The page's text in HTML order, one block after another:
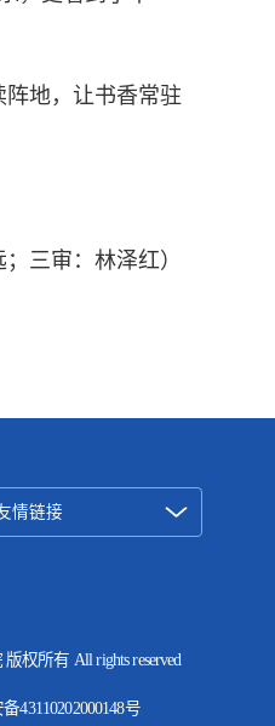
地，让书香常驻
三审：林泽红）
情链接
权所有 All rights reserved
43110202000148号